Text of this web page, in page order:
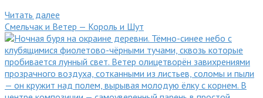
Читать далее
Смельчак и Ветер — Король и Шут